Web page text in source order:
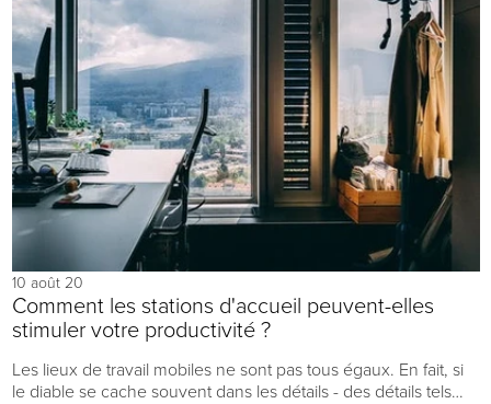
10 août 20
Comment les stations d'accueil peuvent-elles
stimuler votre productivité ?
Les lieux de travail mobiles ne sont pas tous égaux. En fait, si
le diable se cache souvent dans les détails - des détails tels